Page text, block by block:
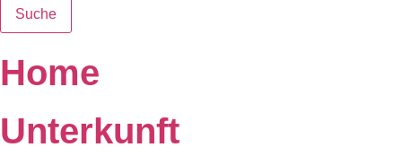
Suche
Home
Unterkunft